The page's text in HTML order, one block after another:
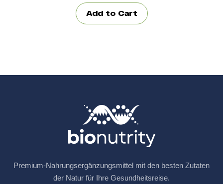
Add to Cart
Premium-Nahrungsergänzungsmittel mit den besten Zutaten
der Natur für Ihre Gesundheitsreise.